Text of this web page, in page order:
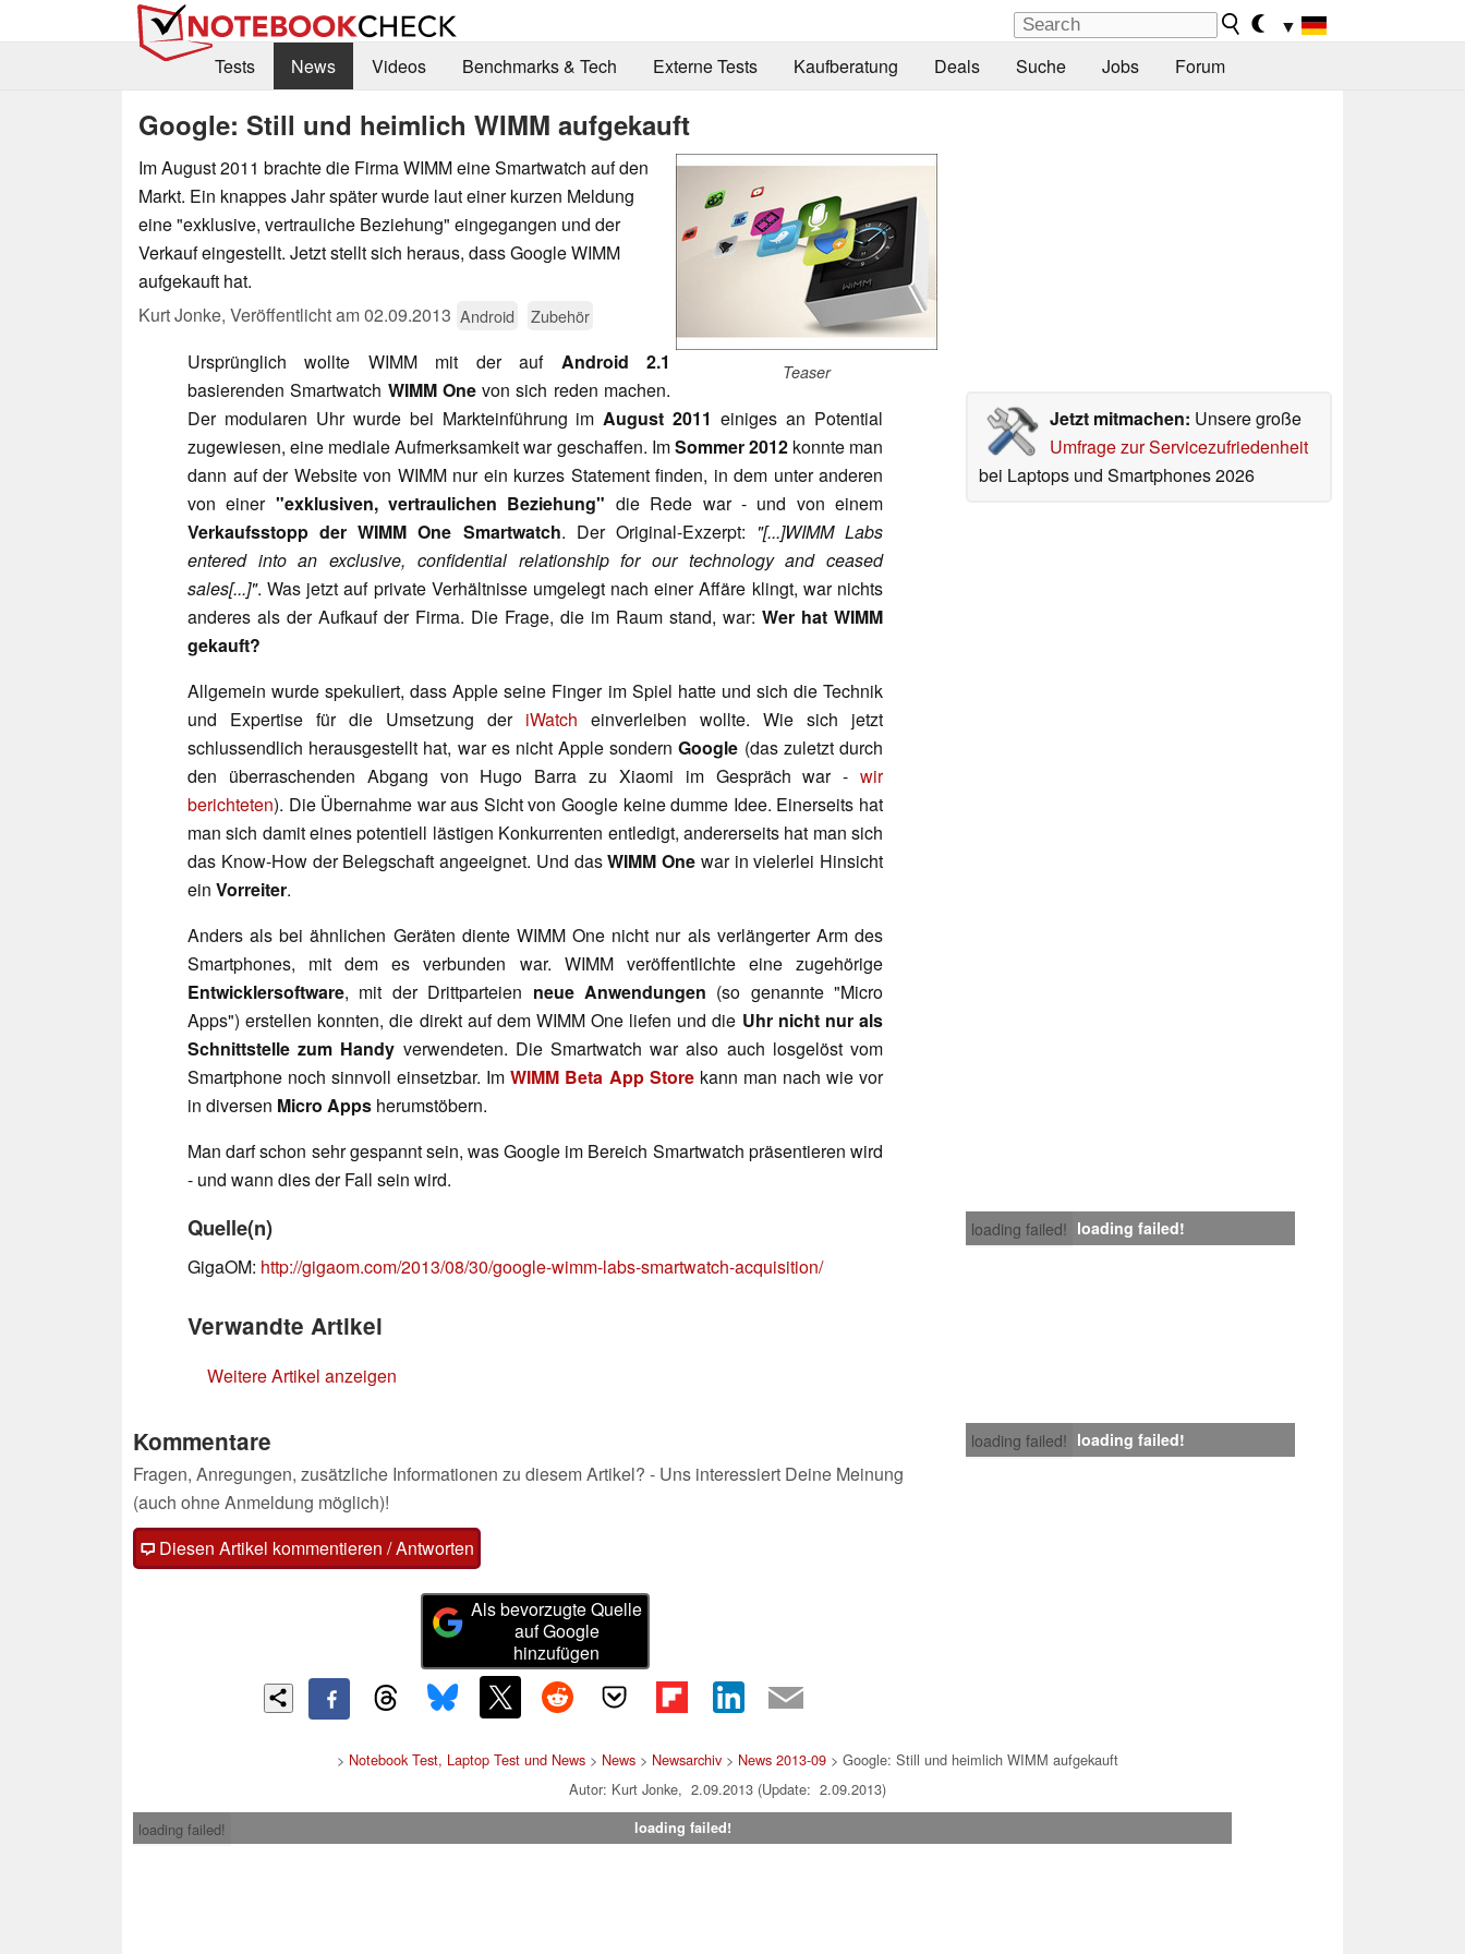
▼
Tests
News Videos Benchmarks & Tech Externe Tests Kaufberatung Deals Suche Jobs Forum
Google: Still und heimlich WIMM aufgekauft
Teaser
Im August 2011 brachte die Firma WIMM eine Smartwatch auf den
Markt. Ein knappes Jahr später wurde laut einer kurzen Meldung
eine "exklusive, vertrauliche Beziehung" eingegangen und der
Verkauf eingestellt. Jetzt stellt sich heraus, dass Google WIMM
aufgekauft hat.
Kurt Jonke, Veröffentlicht am02.09.2013 Android Zubehör
Jetzt mitmachen: Unsere große
Umfrage zur Servicezufriedenheit
bei Laptops und Smartphones 2026
Ursprünglich wollte WIMM mit der auf Android 2.1
basierenden Smartwatch WIMM Onevon sich reden machen.
Der modularen Uhr wurde bei Markteinführung imAugust 2011 einiges an Potential
zugewiesen, eine mediale Aufmerksamkeit war geschaffen. ImSommer 2012konnte man
dann auf der Website von WIMM nur ein kurzes Statement finden, in dem unter anderen
von einer "exklusiven, vertraulichen Beziehung" die Rede war - und von einem
Verkaufsstopp der WIMM One Smartwatch. Der Original-Exzerpt: "[...]WIMM Labs
entered into an exclusive, confidential relationship for our technology and ceased
sales[...]". Was jetzt auf private Verhältnisse umgelegt nach einer Affäre klingt, war nichts
anderes als der Aufkauf der Firma. Die Frage, die im Raum stand, war: Wer hat WIMM
gekauft?
Allgemein wurde spekuliert, dass Apple seine Finger im Spiel hatte und sich die Technik
und Expertise für die Umsetzung der iWatch einverleiben wollte. Wie sich jetzt
schlussendlich herausgestellt hat, war es nicht Apple sondernGoogle (das zuletzt durch
den überraschenden Abgang von Hugo Barra zu Xiaomi im Gespräch war - wir
berichteten). Die Übernahme war aus Sicht von Google keine dumme Idee. Einerseits hat
man sich damit eines potentiell lästigen Konkurrenten entledigt, andererseits hat man sich
das Know-How der Belegschaft angeeignet. Und dasWIMM One war in vielerlei Hinsicht
ein Vorreiter.
Anders als bei ähnlichen Geräten diente WIMM One nicht nur als verlängerter Arm des
Smartphones, mit dem es verbunden war. WIMM veröffentlichte eine zugehörige
Entwicklersoftware, mit der Drittparteien neue Anwendungen (so genannte "Micro
Apps") erstellen konnten, die direkt auf dem WIMM One liefen und die Uhr nicht nur als
Schnittstelle zum Handy verwendeten. Die Smartwatch war also auch losgelöst vom
Smartphone noch sinnvoll einsetzbar. ImWIMM Beta App Storekann man nach wie vor
in diversen Micro Apps herumstöbern.
Man darf schon sehr gespannt sein, was Google im Bereich Smartwatch präsentieren wird
- und wann dies der Fall sein wird.
loading failed! loading failed!
Quelle(n)
GigaOM: http://gigaom.com/2013/08/30/google-wimm-labs-smartwatch-acquisition/
Verwandte Artikel
Weitere Artikel anzeigen
loading failed! loading failed!
Kommentare
Fragen, Anregungen, zusätzliche Informationen zu diesem Artikel? - Uns interessiert Deine Meinung
(auch ohne Anmeldung möglich)!
Diesen Artikel kommentieren / Antworten
Als bevorzugte Quelle
auf Google
hinzufügen
> Notebook Test, Laptop Test und News> News> Newsarchiv> News 2013-09> Google: Still und heimlich WIMM aufgekauft
Autor: Kurt Jonke, 2.09.2013 (Update: 2.09.2013)
loading failed!
loading failed!